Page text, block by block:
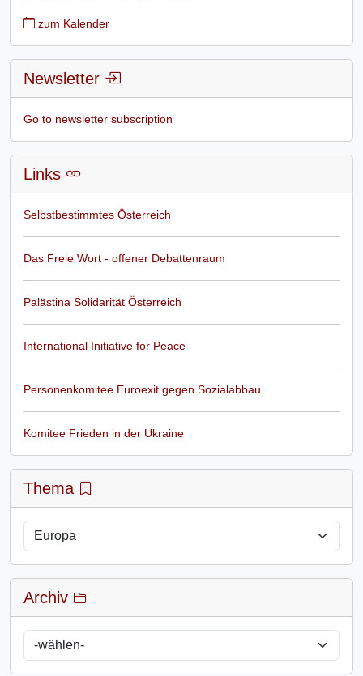
zum Kalender
Newsletter
Go to newsletter subscription
Links
Selbstbestimmtes Österreich
Das Freie Wort - offener Debattenraum
Palästina Solidarität Österreich
International Initiative for Peace
Personenkomitee Euroexit gegen Sozialabbau
Komitee Frieden in der Ukraine
Thema
Archiv